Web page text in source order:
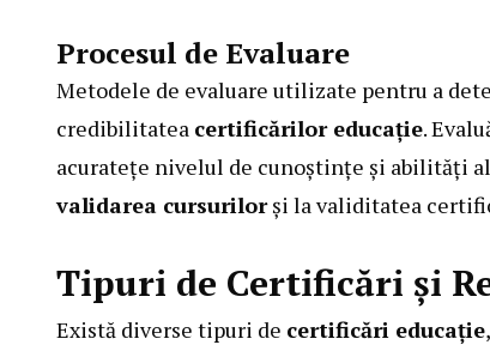
Procesul de Evaluare
Metodele de evaluare utilizate pentru a
credibilitatea certificărilor educație.
acuratețe nivelul de cunoștințe și abilități
validarea cursurilorși la validitatea
Tipuri de Certificări și
Există diverse tipuri de certificări educație